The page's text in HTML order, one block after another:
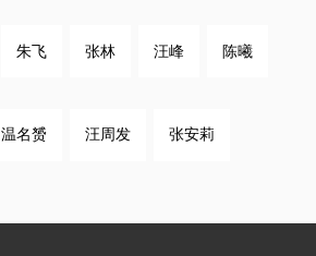
朱飞 张林 汪峰 陈曦
温名赟 汪周发 张安莉